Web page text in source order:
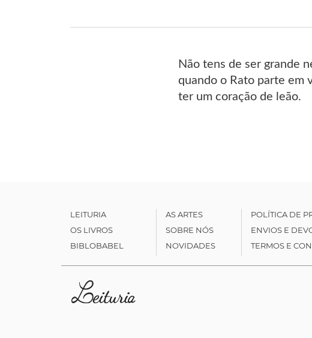
Não tens de ser grande
quando o Rato parte em
ter um coração de leão.
LEITURIA
OS LIVROS
BIBLOBABEL
AS ARTES
SOBRE NÓS
NOVIDADES
POLÍTICA DE
ENVIOS E
TERMOS E